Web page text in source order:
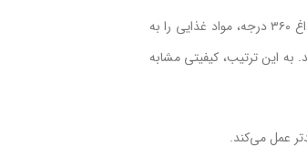
سرخ کن بدون روغن 12 لیتری هوشمند شیائومی مدل Xiaomi Smart Double Stack Air Fryer 12L MAF-DS1201 با فناوری گردش هوای داغ ۳۶۰ درجه، مواد غذایی را به
این ترتیب، کیفیتی مشابه